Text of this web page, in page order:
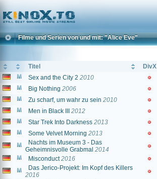
Home
Filme und Serien von und mit: "Alice Eve"
Titel DivX
Sex and the City 2 2010
Big Nothing 2006
Zu scharf, um wahr zu sein 2010
Men in Black III
2012
Star Trek Into Darkness 2013
Some Velvet Morning 2013
Nachts im Museum 3 - Das
Geheimnisvolle Grabmal 2014
Misconduct 2016
Das Jerico-Projekt: Im Kopf des Killers
2016